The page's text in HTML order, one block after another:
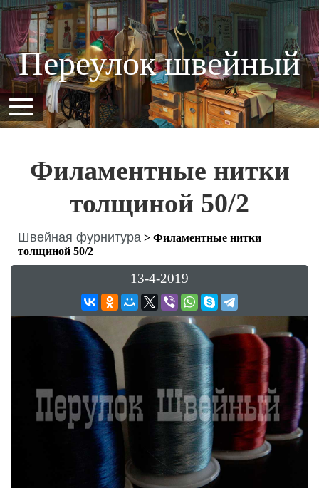
Переулок швейный
Филаментные нитки
толщиной 50/2
Швейная фурнитура > Филаментные нитки
толщиной 50/2
13-4-2019